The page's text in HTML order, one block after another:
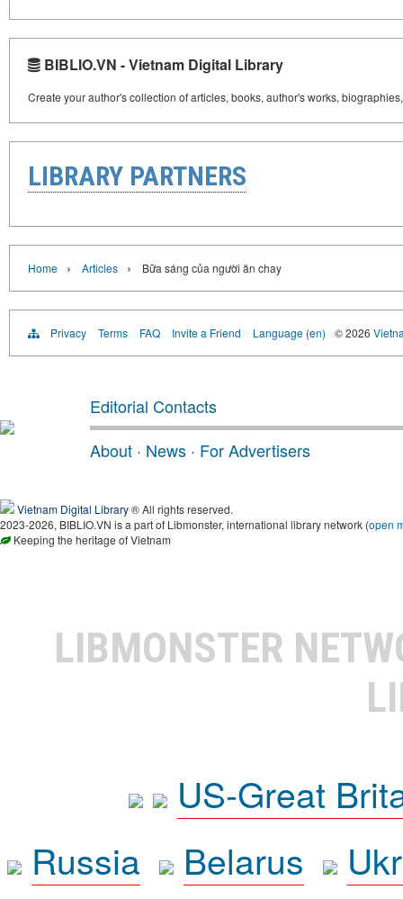
BIBLIO.VN - Vietnam Digital Library
Create your author's collection of articles, books, author's works,
LIBRARY PARTNERS
Home › Articles › Bữa sáng của người ăn chay
Privacy Terms FAQ Invite a Friend Language (en) © 2026
Editorial Contacts
About · News · For Advertisers
Vietnam Digital Library® All rights reserved.
2023-2026, BIBLIO.VN is a part of Libmonster, international library network (open
Keeping the heritage of Vietnam
LIBMONSTER
US-Great
Russia
Belarus